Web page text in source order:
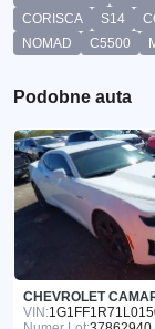
CORISCA
S14
NOMAD
C5500
Podobne auta
CHEVROLET
VIN: